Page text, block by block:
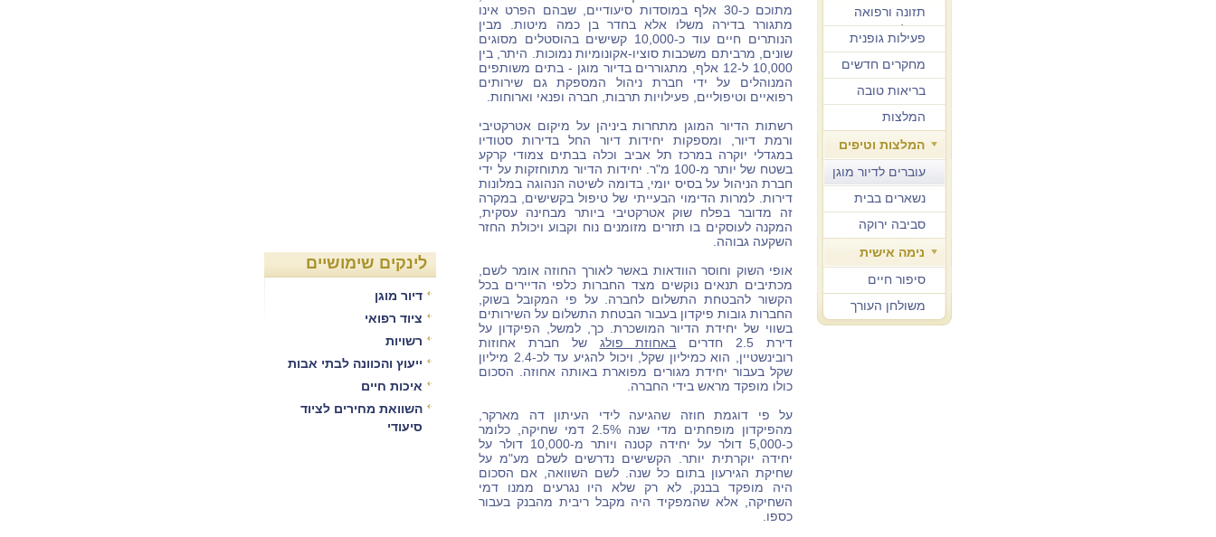
תזונה ורפואה
משלימה
פעילות גופנית
מחקרים חדשים
בריאות טובה
המלצות
המלצות וטיפים
עוברים לדיור מוגן
נשארים בבית
סביבה ירוקה
נימה אישית
סיפור חיים
משולחן העורך
מתוכם כ-30 אלף במוסדות סיעודיים, שבהם הפרט אינו
מתגורר בדירה משלו אלא בחדר בן כמה מיטות. מבין
הנותרים חיים עוד כ-10,000 קשישים בהוסטלים מסוגים
שונים, מרביתם משכבות סוציו-אקונומיות נמוכות. היתר, בין
10,000 ל-12 אלף, מתגוררים בדיור מוגן - בתים משותפים
המנוהלים על ידי חברת ניהול המספקת גם שירותים
רפואיים וטיפוליים, פעילויות תרבות, חברה ופנאי וארוחות.
רשתות הדיור המוגן מתחרות ביניהן על מיקום אטרקטיבי
ורמת דיור, ומספקות יחידות דיור החל בדירות סטודיו
במגדלי יוקרה במרכז תל אביב וכלה בבתים צמודי קרקע
בשטח של יותר מ-100 מ"ר. יחידות הדיור מתוחזקות על ידי
חברת הניהול על בסיס יומי, בדומה לשיטה הנהוגה במלונות
דירות. למרות הדימוי הבעייתי של טיפול בקשישים, במקרה
זה מדובר בפלח שוק אטרקטיבי ביותר מבחינה עסקית,
המקנה לעוסקים בו תזרים מזומנים נוח וקבוע ויכולת החזר
השקעה גבוהה.
אופי השוק וחוסר הוודאות באשר לאורך החוזה אומר לשם,
מכתיבים תנאים נוקשים מצד החברות כלפי הדיירים בכל
הקשור להבטחת התשלום לחברה. על פי המקובל בשוק,
החברות גובות פיקדון בעבור הבטחת התשלום על השירותים
בשווי של יחידת הדיור המושכרת. כך, למשל, הפיקדון על
דירת 2.5 חדרים
באחוזת פולג של חברת אחוזות
רובינשטיין, הוא כמיליון שקל, ויכול להגיע עד לכ-2.4 מיליון
שקל בעבור יחידת מגורים מפוארת באותה אחוזה. הסכום
כולו מופקד מראש בידי החברה.
על פי דוגמת חוזה שהגיעה לידי העיתון דה מארקר,
מהפיקדון מופחתים מדי שנה 2.5% דמי שחיקה, כלומר
כ-5,000 דולר על יחידה קטנה ויותר מ-10,000 דולר על
יחידה יוקרתית יותר. הקשישים נדרשים לשלם מע"מ על
שחיקת הגירעון בתום כל שנה. לשם השוואה, אם הסכום
היה מופקד בבנק, לא רק שלא היו נגרעים ממנו דמי
השחיקה, אלא שהמפקיד היה מקבל ריבית מהבנק בעבור
כספו.
לינקים שימושיים
דיור מוגן
ציוד רפואי
רשויות
ייעוץ והכוונה לבתי אבות
איכות חיים
השוואת מחירים לציוד
סיעודי